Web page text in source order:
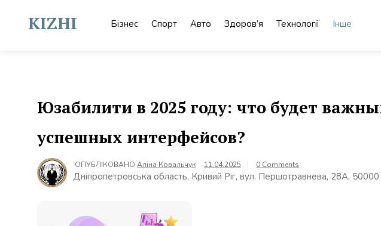
contentKIZHI Бізнес Спорт Авто Здоров’я Технології Інше
Юзабилити в 2025 году: что будет
успешных интерфейсов?
ОПУБЛІКОВАНО Аліна Ковальчук 11.04.2025 0 Comments
Дніпропетровська область, Кривий Ріг, вул. Першотравнева, 28А, 50000